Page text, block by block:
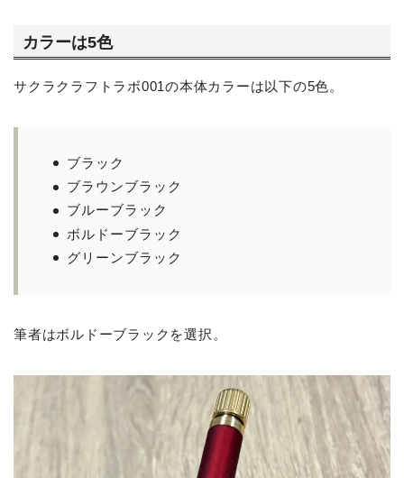
カラーは5色
サクラクラフトラボ001の本体カラーは以下の5色。
ブラック
ブラウンブラック
ブルーブラック
ボルドーブラック
グリーンブラック
筆者はボルドーブラックを選択。